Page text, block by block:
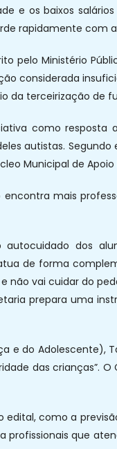
e os baixos
rapidamente com
pelo Ministério
considerada
da terceirização de
como resposta
autistas.
Municipal de
mais
dos
de forma
vai cuidar do
prepara uma
e do Adolescente),
das crianças”. O
edital, como a
que